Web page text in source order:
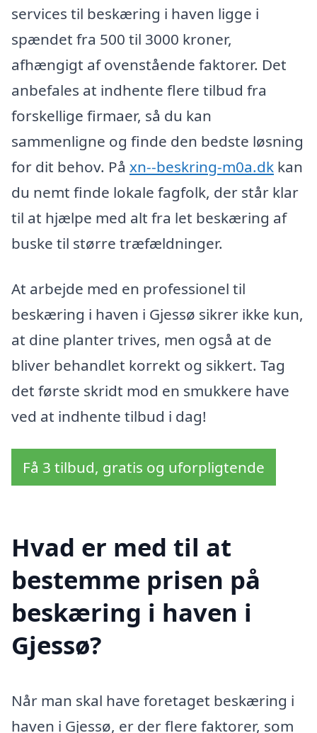
services til beskæring i haven ligge i
spændet fra 500 til 3000 kroner,
afhængigt af ovenstående faktorer. Det
anbefales at indhente flere tilbud fra
forskellige firmaer, så du kan
sammenligne og finde den bedste løsning
for dit behov. På xn--beskring-m0a.dk kan
du nemt finde lokale fagfolk, der står klar
til at hjælpe med alt fra let beskæring af
buske til større træfældninger.
At arbejde med en professionel til
beskæring i haven i Gjessø sikrer ikke kun,
at dine planter trives, men også at de
bliver behandlet korrekt og sikkert. Tag
det første skridt mod en smukkere have
ved at indhente tilbud i dag!
Få 3 tilbud, gratis og uforpligtende
Hvad er med til at
bestemme prisen på
beskæring i haven i
Gjessø?
Når man skal have foretaget beskæring i
haven i Gjessø, er der flere faktorer, som